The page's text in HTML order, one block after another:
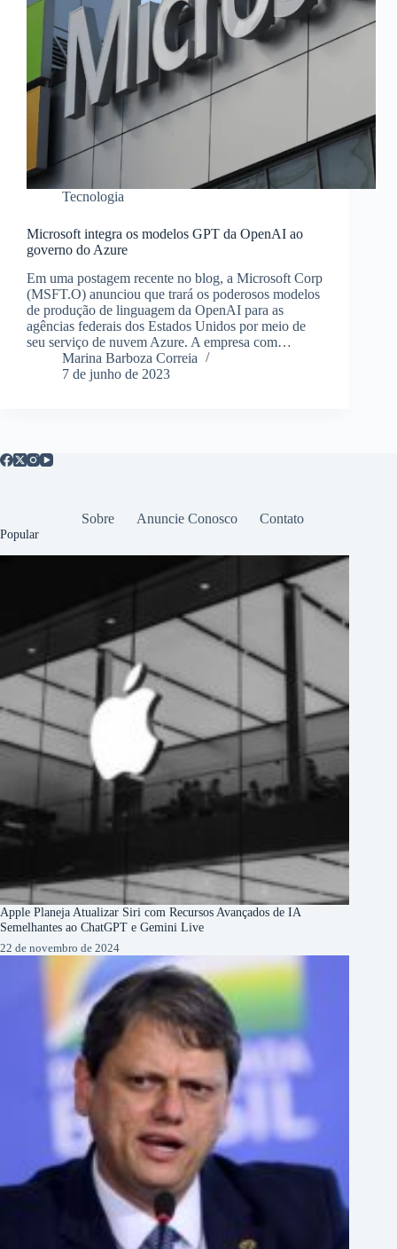
Tecnologia
Microsoft integra os modelos GPT da OpenAI ao
governo do Azure
Em uma postagem recente no blog, a Microsoft Corp
(MSFT.O) anunciou que trará os poderosos modelos
de produção de linguagem da OpenAI para as
agências federais dos Estados Unidos por meio de
seu serviço de nuvem Azure. A empresa com…
Marina Barboza Correia
7 de junho de 2023
Sobre Anuncie Conosco Contato
Popular
Apple Planeja Atualizar Siri com Recursos Avançados de IA
Semelhantes ao ChatGPT e Gemini Live
22 de novembro de 2024